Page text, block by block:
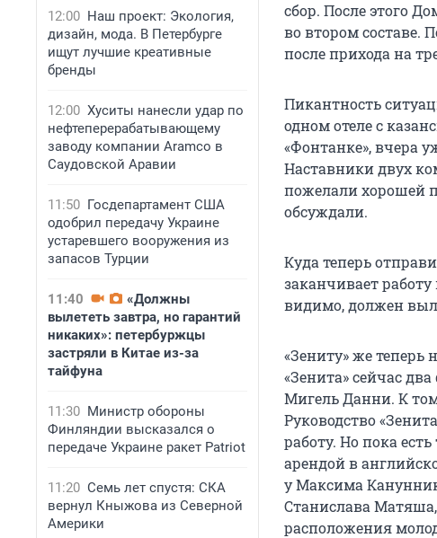
12:00 Наш проект: Экология,
дизайн, мода. В Петербурге
ищут лучшие креативные
бренды
12:00 Хуситы нанесли удар по
нефтеперерабатывающему
заводу компании Aramco в
Саудовской Аравии
11:50 Госдепартамент США
одобрил передачу Украине
устаревшего вооружения из
запасов Турции
11:40
«Должны
вылететь завтра, но гарантий
никаких»: петербуржцы
застряли в Китае из-за
тайфуна
11:30 Министр обороны
Финляндии высказался о
передаче Украине ракет Patriot
11:20 Семь лет спустя: СКА
вернул Кныжова из Северной
Америки
сбор. После этого
во втором составе.
после прихода на
Пикантность
одном отеле с
«Фонтанке», вчера
Наставники двух
пожелали хорошей
обсуждали.
Куда теперь
заканчивает работу
видимо, должен
«Зениту» же
«Зенита» сейчас
Мигель Данни. К
Руководство
работу. Но пока
арендой в
у Максима
Станислава
расположения